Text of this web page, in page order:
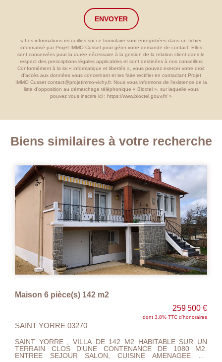
ENVOYER
« Les informations recueillies sur ce formulaire sont enregistrées dans un fichier
informatisé par Projet IMMO Cusset pour gérer votre demande de contact. Elles
sont conservées pour la durée nécessaire à la gestion de la relation client dans le
respect des prescriptions légales applicables et sont destinées à nos conseillers
Conformément à la loi « informatique et libertés », vous pouvez exercer votre droit
d'accès aux données vous concernant et les faire rectifier en contactant Projet
IMMO Cusset contact@projetimmo-vichy.fr. Nous vous informons de l'existence de la
liste d'opposition au démarchage téléphonique « Bloctel », sur laquelle vous
pouvez vous inscrire ici : https://www.bloctel.gouv.fr/ »
Biens similaires à votre recherche
m2
142 M2 HABITABLE SUR UN
CONTENANCE DE 1080 M2.
CUISINE AMENAGEE ET
SOUS COMPROMIS...ST
DE 74.24 M2 SUR UN
1608 M2 CLOTURE